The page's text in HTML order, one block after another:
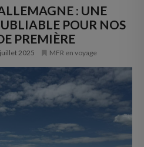
: UNE
POUR NOS
PREMIÈRE
2025 MFR en voyage